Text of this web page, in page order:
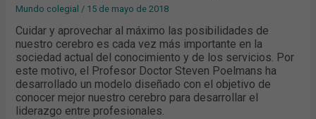
Mundo colegial / 15 de mayo de 2018
Cuidar y aprovechar al máximo las posibilidades de
nuestro cerebro es cada vez más importante en la
sociedad actual del conocimiento y de los servicios. Por
este motivo, el Profesor Doctor Steven Poelmans ha
desarrollado un modelo diseñado con el objetivo de
conocer mejor nuestro cerebro para desarrollar el
liderazgo entre profesionales.